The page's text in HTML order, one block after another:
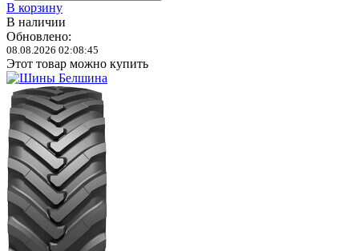
В корзину
В наличии
Обновлено:
08.08.2026 02:08:45
Этот товар можно купить